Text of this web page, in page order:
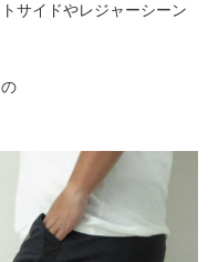
サイドやレジャーシーン